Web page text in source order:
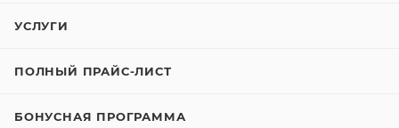
УСЛУГИ
ПОЛНЫЙ ПРАЙС-ЛИСТ
БОНУСНАЯ ПРОГРАММА